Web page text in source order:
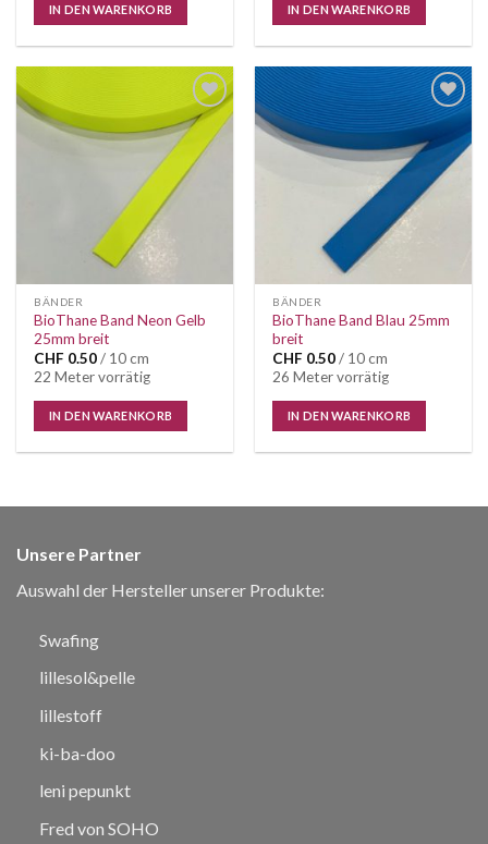
IN DEN WARENKORB IN DEN WARENKORB
Auf die
Wunschliste
BÄNDER
BioThane Band Neon Gelb
25mm breit
CHF 0.50/ 10 cm
22 Meter vorrätig
IN DEN WARENKORB
Auf die
Wunschliste
BÄNDER
BioThane Band Blau 25mm
breit
CHF 0.50/ 10 cm
26 Meter vorrätig
IN DEN WARENKORB
Unsere Partner
Auswahl der Hersteller unserer Produkte:
Swafing
lillesol&pelle
lillestoff
ki-ba-doo
leni pepunkt
Fred von SOHO